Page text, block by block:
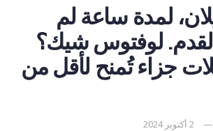
لمدة ساعة لم
لوفتوس شيك؟
جزاء تُمنح لأقل من
2 أكتوبر 2024